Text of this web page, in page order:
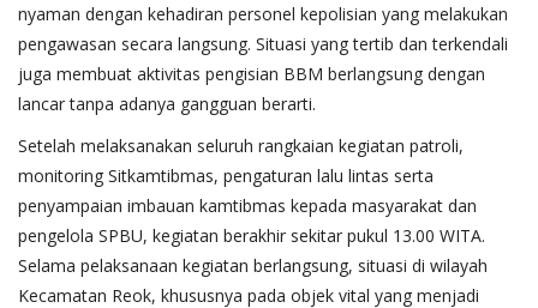
nyaman dengan kehadiran personel kepolisian yang melakukan
pengawasan secara langsung. Situasi yang tertib dan terkendali
juga membuat aktivitas pengisian BBM berlangsung dengan
lancar tanpa adanya gangguan berarti.
Setelah melaksanakan seluruh rangkaian kegiatan patroli,
monitoring Sitkamtibmas, pengaturan lalu lintas serta
penyampaian imbauan kamtibmas kepada masyarakat dan
pengelola SPBU, kegiatan berakhir sekitar pukul 13.00 WITA.
Selama pelaksanaan kegiatan berlangsung, situasi di wilayah
Kecamatan Reok, khususnya pada objek vital yang menjadi